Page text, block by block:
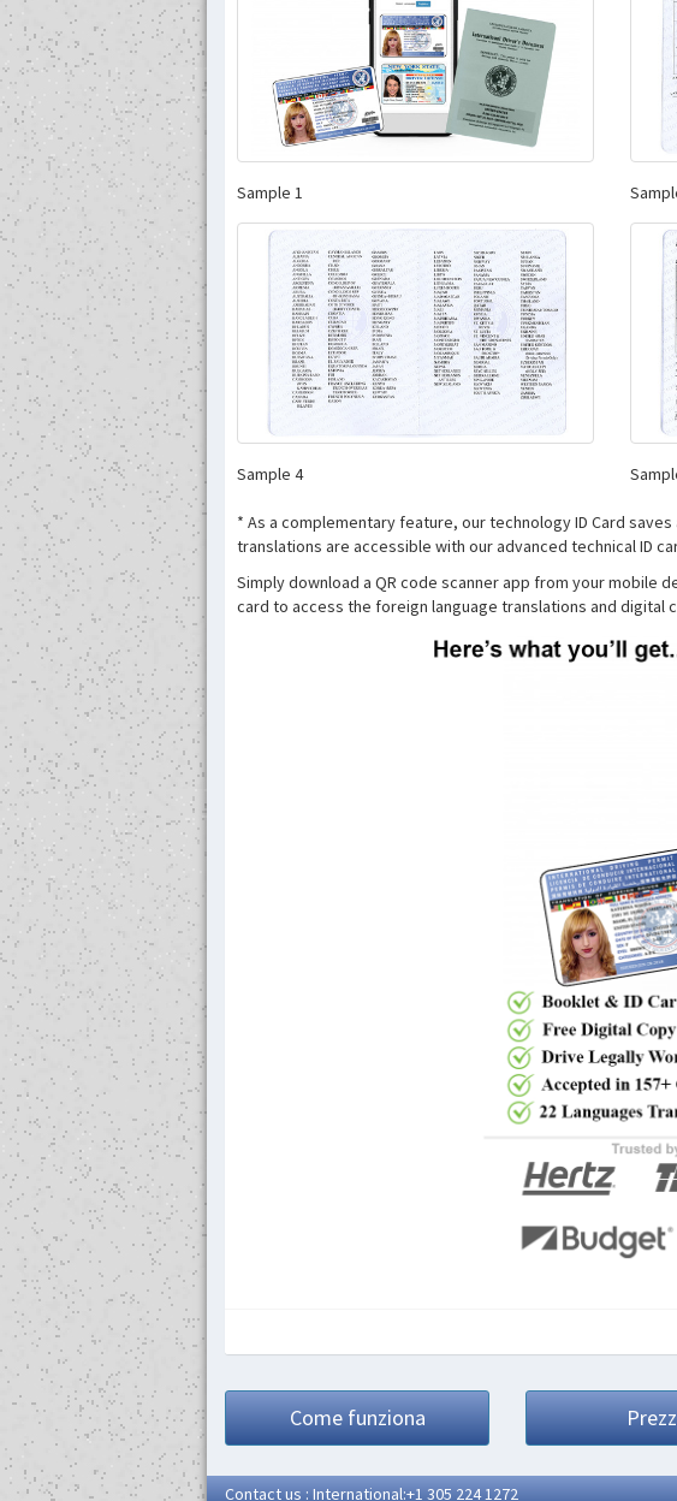
Sample 1
Sample 4
* As a complementary feature, our technology ID Card
translations are accessible with our advanced technical ID
Simply download a QR code scanner app from your mobile
card to access the foreign language translations and digital
Come funziona
Contact us : International:+1 305 224 1272